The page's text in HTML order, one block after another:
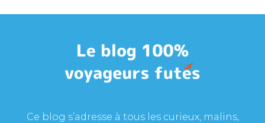
Ce blog s’adresse à tous les curieux, malins,